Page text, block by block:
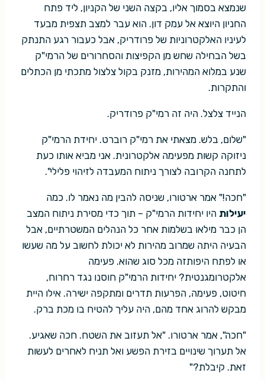
שנמצא בסמוך אליו, בקצה השני של הקניון, ליד פתח
החניון היוצא אל עמק דון. הוא עבר למצב תצפית מבעד
לעיניו האלקטרוניות של פרודריק, אבל כעבור רגע התנתק
בשל הבחילה שחש מן הקפיצות והסחרורים של הרמי"ק
שנע במלוא המהירות, מזנק בקול צלצול מתכתי מן הכתלים
והתקרות.
הנייד צלצל. היה זה רמי"ק פרודריק.
"שלום, בלש. מצאתי את רמי"ק רוברט. יחידת הרמי"ק
ניזוקה קשות מפעימה אלקטרונית. אני מביא אותו כעת
לתחנה הקרובה לצורך ניתוח המעבדה לזיהוי פלילי".
"חכה!" אמר ארטורו, שניסה להבין מה נאמר לו. כמה
יעילות היו יחידות הרמי"ק – תוך כדי מסירת ניתוח המצב
הן כבר מילאו בשלמות אחר כל הנהלים המשטרתיים, אבל
הבעיה היתה שמרוב מהירות לא יכולת לחשוב על מה שעשו
או לפתח היפותזה מכל סוג שהוא. פעימה
אלקטרומגנטית? יחידות הרמי"ק חוסנו נגד רחרוח,
חיטוט, פעימה, הפרעות תדרים ומתקפה ישירה. אילו היית
מבקש להרוג אחד מהם, היה עליך להטיח בו מכת ברק.
"חכה", אמר ארטורו. "אל תעזוב את השטח. חכה שאגיע.
אל תערוך שינויים בזירת הפשע ואל תניח לאחרים לעשות
זאת. קיבלת?"